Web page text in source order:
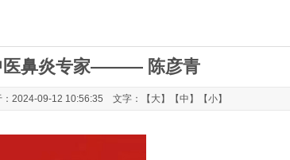
医鼻炎专家——— 陈彦青
2024-09-12 10:56:35 文字：【 大】【中 】【小】